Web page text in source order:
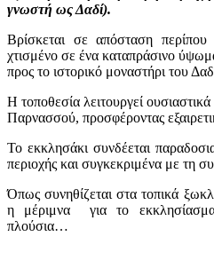
γνωστή ως Δαδί).
Βρίσκεται σε απόσταση
χτισμένο σε ένα καταπράσινο
προς το ιστορικό μοναστήρι του
Η τοποθεσία λειτουργεί
Παρνασσού, προσφέροντας
Το εκκλησάκι συνδέεται
περιοχής και συγκεκριμένα με τη
Όπως συνηθίζεται στα τοπικά
η μέριμνα για το εκκλησίασμα
πλούσια…